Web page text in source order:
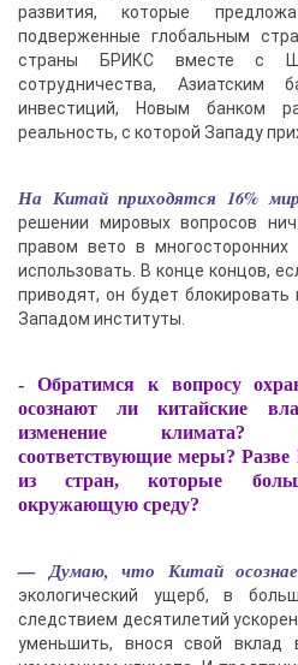
развития, которые
подверженные глобальным
страны БРИКС вместе с
сотрудничества, Азиатским
инвестиций, Новым банком
реальность, с которой Западу
На Китай приходятся 16%
решении мировых вопросов
правом вето в многосторонних
использовать. В конце концов,
приводят, он будет
Западом институты.
- Обратимся к вопросу
осознают ли китайские
изменение климата?
соответствующие меры?
из стран, которые
окружающую среду?
— Думаю, что Китай
экологический ущерб, в
следствием десятилетий
уменьшить, внося свой